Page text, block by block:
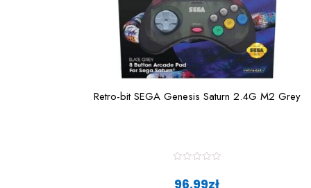
Retro-bit SEGA Genesis Saturn 2.4G M2 Grey
t96,99zł